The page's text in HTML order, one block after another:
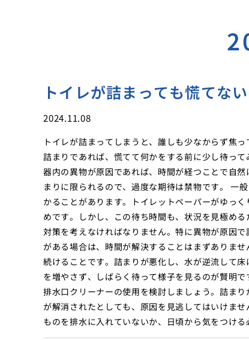
トイレが詰まっても慌てな
2024.11.08
トイレが詰まってしまうと、誰しも少なからず焦
詰まりであれば、慌てて何かをする前に少し待っ
器内の異物が原因であれば、時間が経つことで自
まりに限られるので、過度な期待は禁物です。 一
かることがあります。トイレットペーパーがゆっ
めです。しかし、この待ち時間も、状況を見極め
対策を考えなければなりません。特に異物が原因
がある場合は、時間が解決することはまずありま
続けることです。詰まりが悪化し、水が逆流して
を増やさず、しばらく待って様子を見るのが賢明
排水口クリーナーの使用を検討しましょう。詰ま
が解消されたとしても、原因を見逃してはいけま
ものを排水に入れていないか、日頃から気をつける